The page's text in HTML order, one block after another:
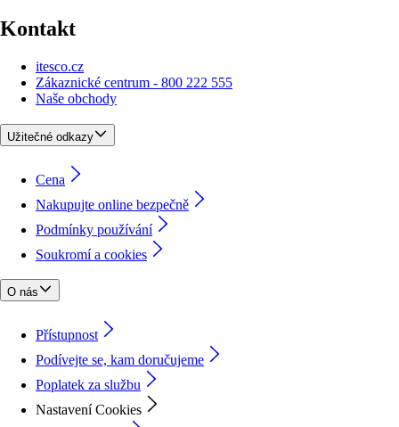
Kontakt
itesco.cz
Zákaznické centrum - 800 222 555
Naše obchody
Užitečné odkazy
Cena
Nakupujte online bezpečně
Podmínky používání
Soukromí a cookies
O nás
Přístupnost
Podívejte se, kam doručujeme
Poplatek za službu
Nastavení Cookies